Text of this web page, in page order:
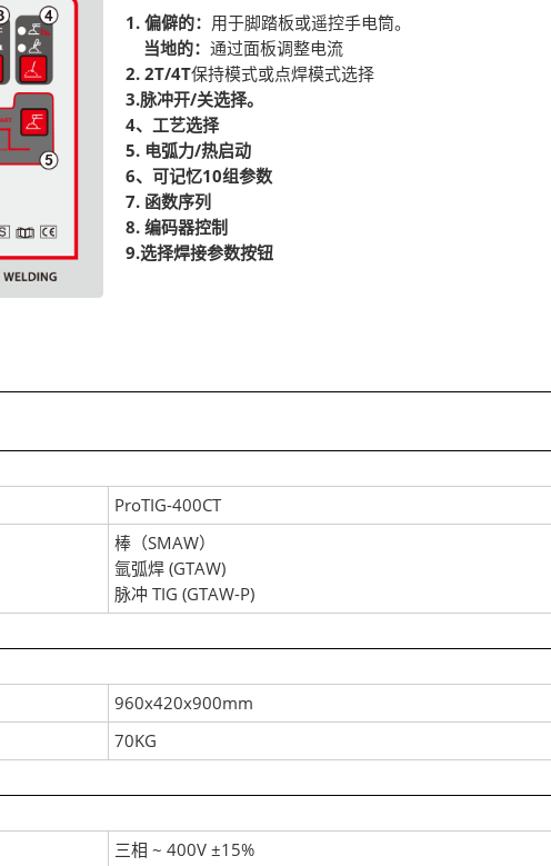
1. 偏僻的： 用于脚踏板或遥控手电筒。
当地的： 通过面板调整电流
2. 2T/4T保持模式或点焊模式选择
3.脉冲开/关选择。
4、工艺选择
5. 电弧力/热启动
6、可记忆10组参数
7. 函数序列
8. 编码器控制
9.选择焊接参数按钮
ProTIG-400CT
棒（SMAW）
氩弧焊 (GTAW)
脉冲 TIG (GTAW-P)
960x420x900mm
70KG
三相 ~ 400V ±15%